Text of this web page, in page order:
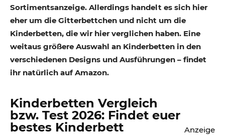
Sortimentsanzeige. Allerdings handelt es sich hier
eher um die Gitterbettchen und nicht um die
Kinderbetten, die wir hier verglichen haben. Eine
weitaus größere Auswahl an Kinderbetten in den
verschiedenen Designs und Ausführungen – findet
ihr natürlich auf Amazon.
Kinderbetten Vergleich
bzw. Test 2026: Findet euer
bestes Kinderbett